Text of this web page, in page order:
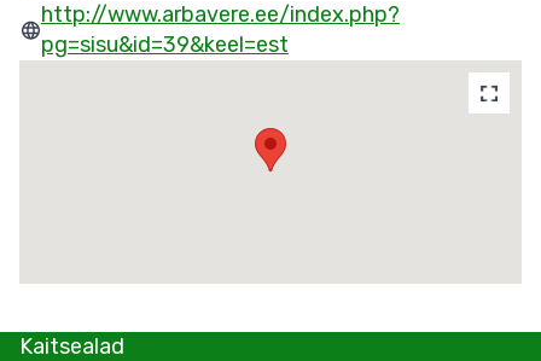
http://www.arbavere.ee/index.php?
pg=sisu&id=39&keel=est
Kaitsealad